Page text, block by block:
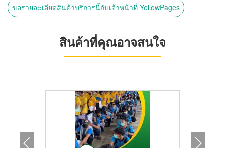
ขอรายละเอียดสินค้าบริการนี้กับเจ้าหน้าที่ YellowPages
สินค้าที่คุณอาจสนใจ